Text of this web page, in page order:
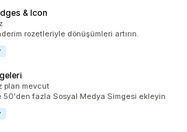
& Icon
rozetleriyle dönüşümleri artırın.
plan mevcut
50'den fazla Sosyal Medya Simgesi ekleyin